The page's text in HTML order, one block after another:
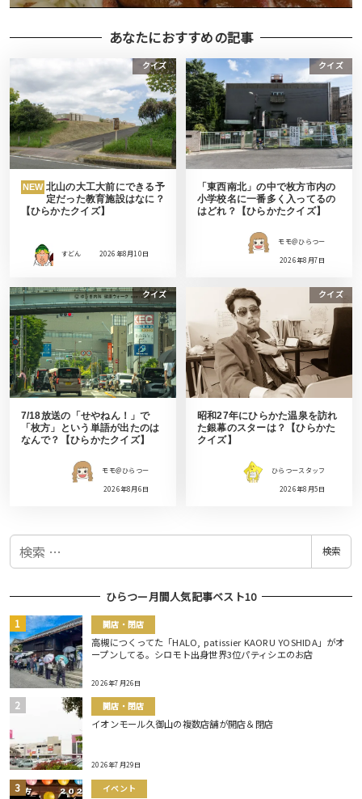
あなたにおすすめの記事
クイズ
NEW 北山の大工大前にできる予
定だった教育施設はなに？
【ひらかたクイズ】
すどん 2026年8月10日
クイズ
「東西南北」の中で枚方市内の
小学校名に一番多く入ってるの
はどれ？【ひらかたクイズ】
モモ＠ひらつー
2026年8月7日
クイズ
7/18放送の「せやねん！」で
「枚方」という単語が出たのは
なんで？【ひらかたクイズ】
モモ＠ひらつー
2026年8月6日
クイズ
昭和27年にひらかた温泉を訪れ
た銀幕のスターは？【ひらかた
クイズ】
ひらつースタッフ
2026年8月5日
検
検索
ひらつー月間人気記事ベスト10
開店・閉店
高槻につくってた「HALO, patissier KAORU YOSHIDA」がオ
ープンしてる。シロモト出身世界3位パティシエのお店
2026年7月26日
開店・閉店
イオンモール久御山の複数店舗が開店＆閉店
2026年7月29日
イベント